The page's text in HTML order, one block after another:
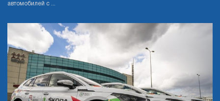
автомобилей с ...